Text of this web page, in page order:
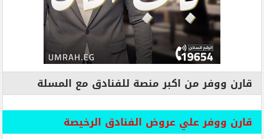
قارن ووفر من اكبر منصة للفنادق مع المسلة
قارن ووفر علي عروض الفنادق الرخيصة